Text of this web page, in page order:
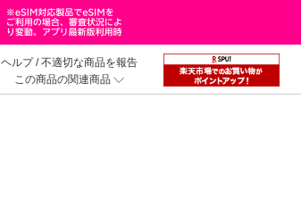
ヘルプ/不適切な商品を報告
この商品の関連商品